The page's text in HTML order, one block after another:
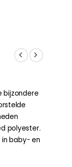
bijzondere
polyester.
in baby- en